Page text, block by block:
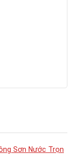
Sơn Nước Trọn